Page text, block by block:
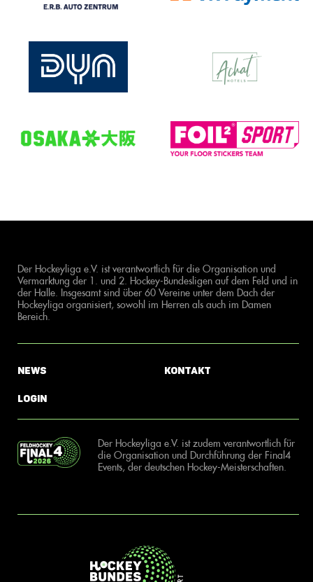
Der Hockeyliga e.V. ist verantwortlich für die Organisation und
Vermarktung der 1. und 2. Hockey-Bundesligen auf dem Feld und in
der Halle. Insgesamt sind über 60 Vereine unter dem Dach der
Hockeyliga organisiert, sowohl im Herren als auch im Damen
Bereich.
News
Login
Kontakt
Der Hockeyliga e.V. ist zudem verantwortlich für
die Organisation und Durchführung der Final4
Events, der deutschen Hockey-Meisterschaften.